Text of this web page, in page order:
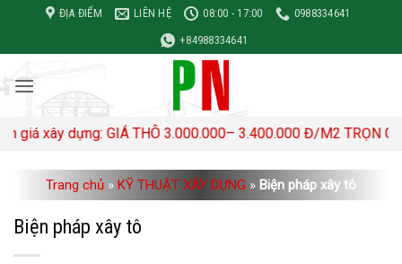
nội
dung
ĐỊA ĐIỂM LIÊN HỆ 08:00 - 17:00
0988334641
+84988334641
dựng: GIÁ THÔ 3.000.000– 3.400.000 Đ/M2 TRỌN GÓI
Trang chủ » KỸ THUẬT XÂY DỰNG » Biện pháp xây tô
Biện pháp xây tô